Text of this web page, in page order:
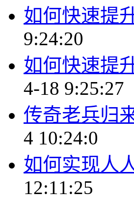
如何快速提
9:24:20
如何快速提
4-18 9:25:27
传奇老兵归
4 10:24:0
如何实现人
12:11:25